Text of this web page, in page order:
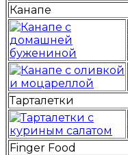
Канапе
Тарталетки
Finger Food